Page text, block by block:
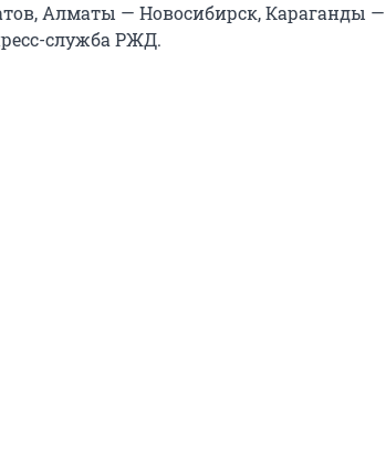
Алматы — Новосибирск, Караганды —
служба РЖД.